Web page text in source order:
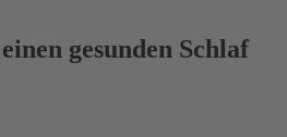
gesunden Schlaf